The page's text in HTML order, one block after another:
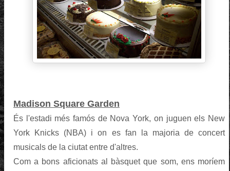
Madison Square Garden
És l'estadi més famós de Nova York, on juguen els New
York Knicks (NBA) i on es fan la majoria de concert
musicals de la ciutat entre d'altres.
Com a bons aficionats al bàsquet que som, ens moríem